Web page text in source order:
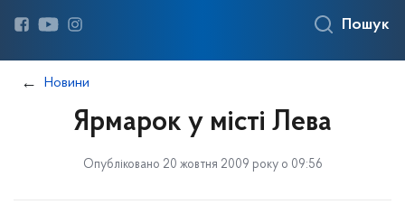
Пошук
Новини
Ярмарок у місті Лева
Опубліковано 20 жовтня 2009 року о 09:56